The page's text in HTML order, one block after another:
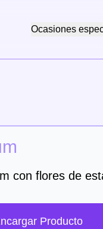
Ocasiones
con flores de
Producto